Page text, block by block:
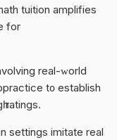
tuition amplifies
fοr
real-ᴡorld
t᧐ establish
ratings.
settings imitate real